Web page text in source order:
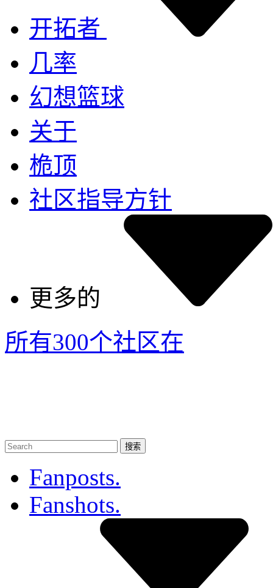
开拓者
几率
幻想篮球
关于
桅顶
社区指导方针
更多的
所有300个社区在
Fanposts.
Fanshots.